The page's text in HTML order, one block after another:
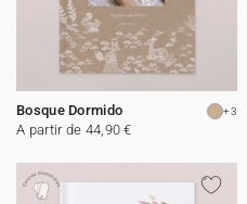
Bosque Dormido +3
A partir de 44,90 €